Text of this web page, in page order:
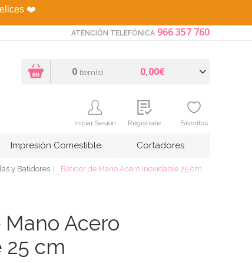
❤️
ATENCIÓN TELEFÓNICA 966 357 760
0 Item(s) 0,00€
Iniciar Sesión Regístrate Favoritos
Impresión Comestible Cortadores
y Batidores Batidor de Mano Acero Inoxidable 25 cm
Acero
25 cm